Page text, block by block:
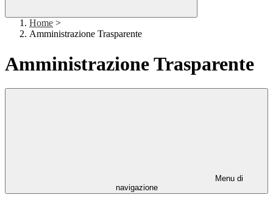
Home >
Amministrazione Trasparente
Amministrazione Trasparente
Menu di
navigazione